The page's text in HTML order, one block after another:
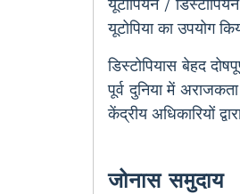
यूटोपियन /
यूटोपिया का उपयोग
डिस्टोपियास बेहद
पूर्व दुनिया में
केंद्रीय अधिकारियों
जोनास समुदाय